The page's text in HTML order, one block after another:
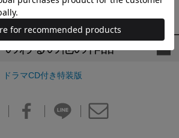
賞を受賞。念願のデビューを果たす。
のわるの他の作品
ラマCD付き特装版